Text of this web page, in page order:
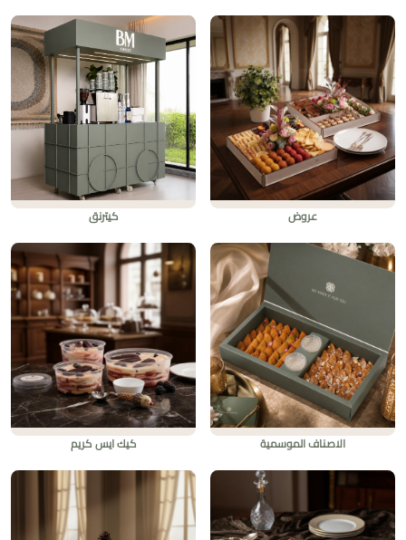
عروض كيترنق
الاصناف الموسمية كيك ايس كريم